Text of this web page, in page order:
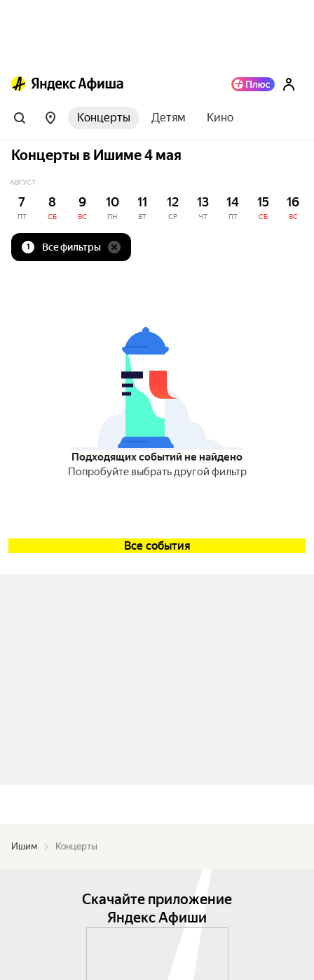
Концерты Детям Кино
Концерты в Ишиме 4 мая
АВГУСТ
7
ПТ
8
СБ
9
ВС
10
ПН
11
ВТ
12
СР
13
ЧТ
14
ПТ
15
СБ
16
ВС
1 Все фильтры
Подходящих событий не найдено
Попробуйте выбрать другой фильтр
Все события
Ишим Концерты
Скачайте приложение
Яндекс Афиши